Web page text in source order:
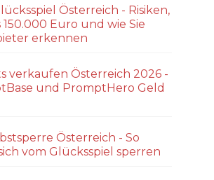
Österreich - Risiken,
150.000 Euro und wie Sie
erkennen
verkaufen Österreich 2026 -
und PromptHero Geld
Österreich - So
sich vom Glücksspiel sperren